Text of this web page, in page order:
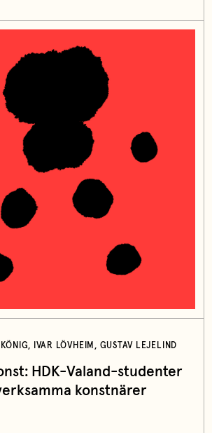
IVAR LÖVHEIM, GUSTAV LEJELIND
HDK-Valand-studenter
konstnärer